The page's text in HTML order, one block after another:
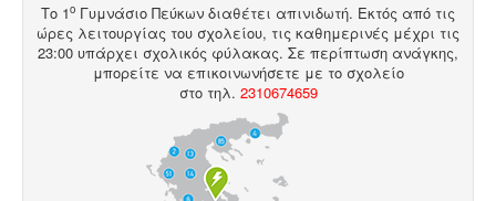
Το 1ο Γυμνάσιο Πεύκων διαθέτει απινιδωτή. Εκτός από τις
ώρες λειτουργίας του σχολείου, τις καθημερινές μέχρι τις
23:00 υπάρχει σχολικός φύλακας. Σε περίπτωση ανάγκης,
μπορείτε να επικοινωνήσετε με το σχολείο
στο τηλ. 2310674659